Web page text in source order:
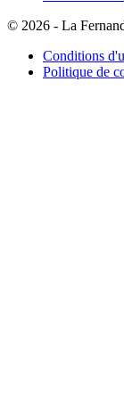
© 2026 - La
Conditions
Politique de